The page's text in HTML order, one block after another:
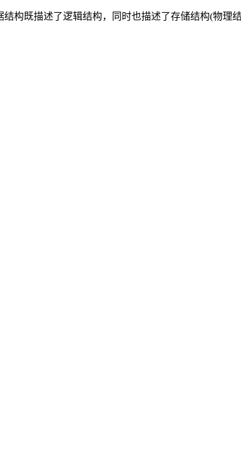
构既描述了逻辑结构，同时也描述了存储结构(物理